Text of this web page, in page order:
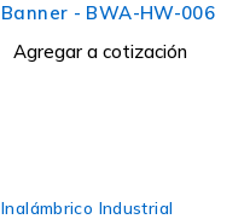
Banner - BWA-HW-006
Agregar a cotización
Inalámbrico Industrial